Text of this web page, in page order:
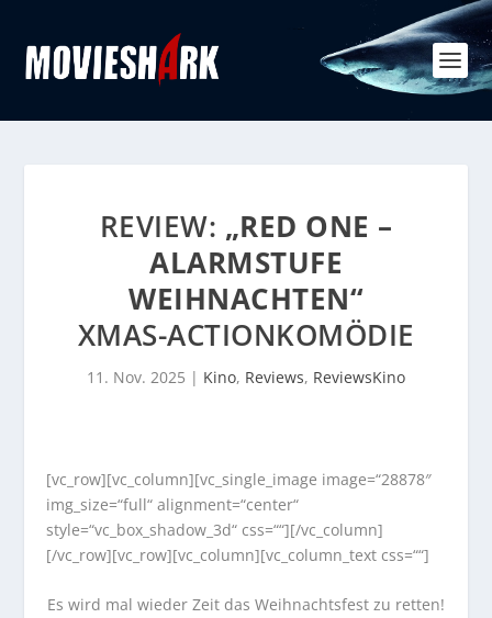
REVIEW: „RED ONE –
ALARMSTUFE
WEIHNACHTEN“
XMAS-ACTIONKOMÖDIE
11. Nov. 2025 | Kino, Reviews, ReviewsKino
[vc_row][vc_column][vc_single_image image=“28878″
img_size=“full“ alignment=“center“
style=“vc_box_shadow_3d“ css=““][/vc_column]
[/vc_row][vc_row][vc_column][vc_column_text css=““]
Es wird mal wieder Zeit das Weihnachtsfest zu retten!